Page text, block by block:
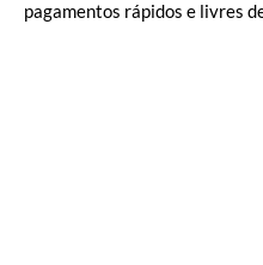
pagamentos rápidos e livres